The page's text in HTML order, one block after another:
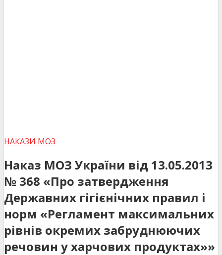
НАКАЗИ МОЗ
Наказ МОЗ України від 13.05.2013
№ 368 «Про затвердження
Державних гігієнічних правил і
норм «Регламент максимальних
рівнів окремих забруднюючих
речовин у харчових продуктах»»